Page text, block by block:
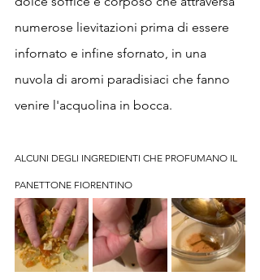
numerose lievitazioni prima di essere
infornato e infine sfornato, in una
nuvola di aromi paradisiaci che fanno
venire l'acquolina in bocca.
ALCUNI DEGLI INGREDIENTI CHE PROFUMANO IL
PANETTONE FIORENTINO